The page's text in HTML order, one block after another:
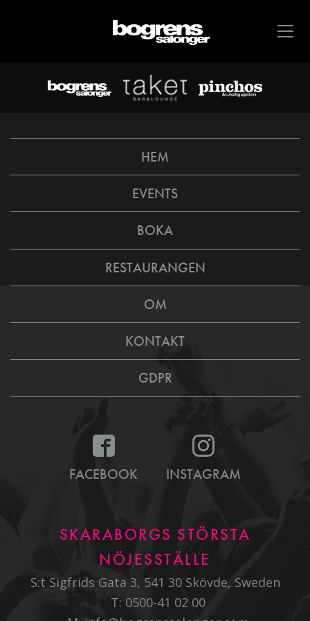
HEM
EVENTS
BOKA
RESTAURANGEN
OM
KONTAKT
GDPR
FACEBOOK INSTAGRAM
SKARABORGS STÖRSTA
NÖJESSTÄLLE
S:t Sigfrids Gata 3, 541 30 Skövde, Sweden
T: 0500-41 02 00